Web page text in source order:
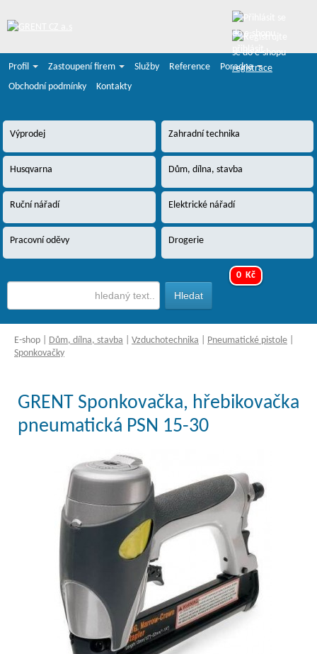
registrace
Profil
Zastoupení firem Služby Reference
Poradna
Obchodní podmínky
Kontakty
Výprodej Zahradní technika
Husqvarna Dům, dílna, stavba
Ruční nářadí Elektrické nářadí
Pracovní oděvy Drogerie
0 Kč
E-shop Dům, dílna, stavba Vzduchotechnika Pneumatické pistole
Sponkovačky
GRENT Sponkovačka, hřebikovačka
pneumatická PSN 15-30